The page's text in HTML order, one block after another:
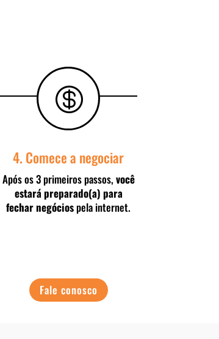

4. Comece a negociar
Após os 3 primeiros passos, você
estará preparado(a) para
fechar negóciospela internet.
Fale conosco